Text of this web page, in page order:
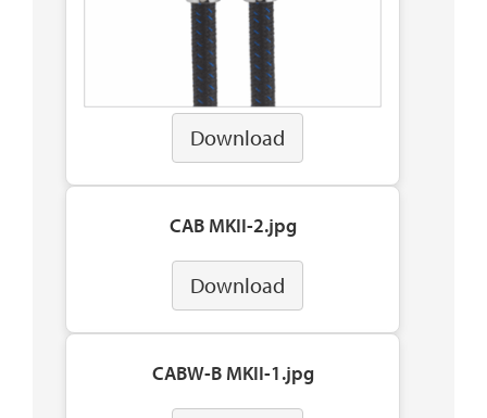
Download
CAB MKII-2.jpg
Download
CABW-B MKII-1.jpg